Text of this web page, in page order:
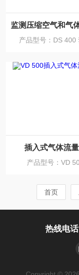
产品型号：DS 400
插入式气体流
产品型号：VD
首页
热线电话